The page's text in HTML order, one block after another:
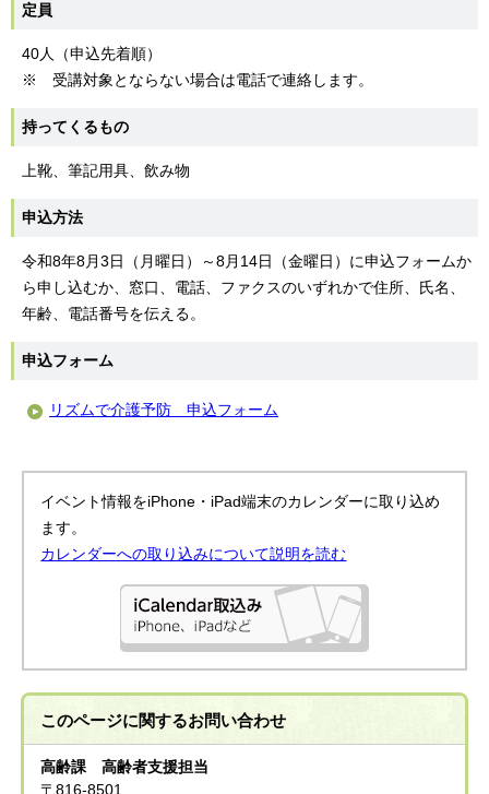
定員
40人（申込先着順）
※ 受講対象とならない場合は電話で連絡します。
持ってくるもの
上靴、筆記用具、飲み物
申込方法
令和8年8月3日（月曜日）～8月14日（金曜日）に申込フォームか
ら申し込むか、窓口、電話、ファクスのいずれかで住所、氏名、
年齢、電話番号を伝える。
申込フォーム
リズムで介護予防 申込フォーム
イベント情報をiPhone・iPad端末のカレンダーに取り込め
ます。
カレンダーへの取り込みについて説明を読む
このページに関するお問い合わせ
高齢課 高齢者支援担当
〒816-8501